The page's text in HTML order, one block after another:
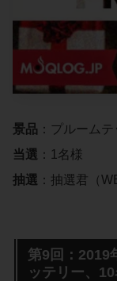
景品 ：プルーム
当選 ：1名様
抽選 ：抽選君（
第9回：2019
ッテリー、